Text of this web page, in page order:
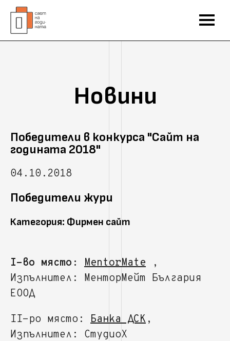
Новини
Победители в конкурса "Сайт на
годината 2018"
04.10.2018
Победители жури
Категория: Фирмен сайт
I-во място: MentorMate ,
Изпълнител: МенторМейт България
ЕООД
II-ро място: Банка ДСК,
Изпълнител: СтудиоХ